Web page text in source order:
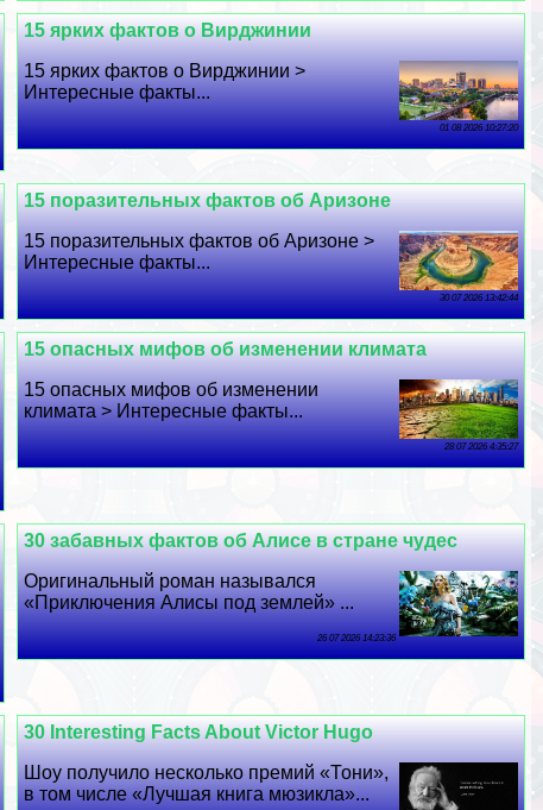
15 ярких фактов о Вирджинии
15 ярких фактов о Вирджинии >
Интересные факты...
01 08 2026 10:27:20
15 поразительных фактов об Аризоне
15 поразительных фактов об Аризоне >
Интересные факты...
30 07 2026 13:42:44
15 опасных мифов об изменении климата
15 опасных мифов об изменении
климата > Интересные факты...
28 07 2026 4:35:27
30 забавных фактов об Алисе в стране чудес
Оригинальный роман назывался
«Приключения Алисы под землей» ...
26 07 2026 14:23:36
30 Interesting Facts About Victor Hugo
Шоу получило несколько премий «Тони»,
в том числе «Лучшая книга мюзикла»...